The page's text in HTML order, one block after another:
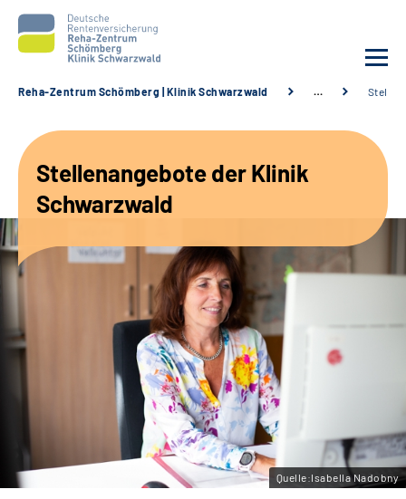
Unsere Angebote
Karriere
Sozialdienste & Zuweisende
Leichte Sprache
Gebärdensprache
Reha-Zentrum Schömberg | Klinik Schwarzwald …
Stellenangebote der Klinik
Schwarzwald
Quelle:Isabella Nadobny